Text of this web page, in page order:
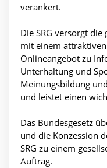
verankert.
Die SRG versorgt
mit einem
Onlineangebot zu
Unterhaltung und
Meinungsbildung
und leistet einen
Das Bundesgesetz
und die Konzession
SRG zu einem
Auftrag.